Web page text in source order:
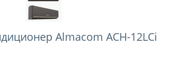
Almacom ACH-12LCi